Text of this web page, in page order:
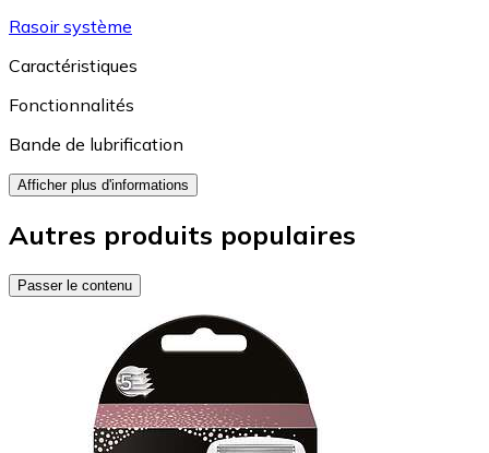
Rasoir système
Caractéristiques
Fonctionnalités
Bande de lubrification
Afficher plus d'informations
Autres produits populaires
Passer le contenu